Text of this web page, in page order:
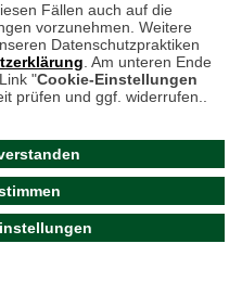
Fällen auch auf die
vorzunehmen. Weitere
Datenschutzpraktiken
. Am unteren Ende
"Cookie-Einstellungen
prüfen und ggf. widerrufen..
und Entsorgung
Hinweisgeber-Schutzgesetz
Website
prüfen
um 23:24
SHOP
& Co. KG
Cookies!
unseren Online-Shop
Browser unsere funktionalen
auf unserer Website
Sie entscheiden,
wir setzen dürfen.